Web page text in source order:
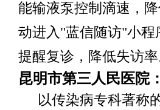
能输液泵控制滴速，
动进入"蓝信随访"小程
提醒复诊，降低失访率
昆明市第三人民医院
以传染病专科著称